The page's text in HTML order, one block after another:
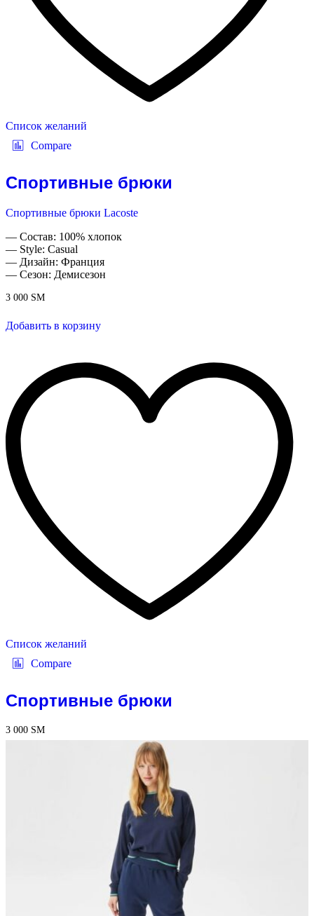
Список желаний
Compare
Спортивные брюки
Спортивные брюки Lacoste
— Состав: 100% хлопок
— Style: Casual
— Дизайн: Франция
— Сезон: Демисезон
3 000 ЅМ
Добавить в корзину
Список желаний
Compare
Спортивные брюки
3 000 ЅМ